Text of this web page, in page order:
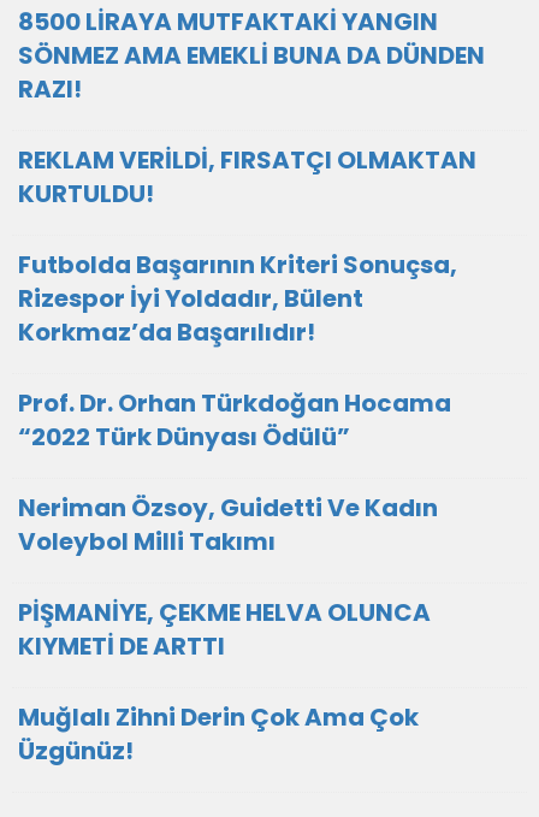
8500 LİRAYA MUTFAKTAKİ YANGIN
SÖNMEZ AMA EMEKLİ BUNA DA DÜNDEN
RAZI!
REKLAM VERİLDİ, FIRSATÇI OLMAKTAN
KURTULDU!
Futbolda Başarının Kriteri Sonuçsa,
Rizespor İyi Yoldadır, Bülent
Korkmaz’da Başarılıdır!
Prof. Dr. Orhan Türkdoğan Hocama
“2022 Türk Dünyası Ödülü”
Neriman Özsoy, Guidetti Ve Kadın
Voleybol Milli Takımı
PİŞMANİYE, ÇEKME HELVA OLUNCA
KIYMETİ DE ARTTI
Muğlalı Zihni Derin Çok Ama Çok
Üzgünüz!